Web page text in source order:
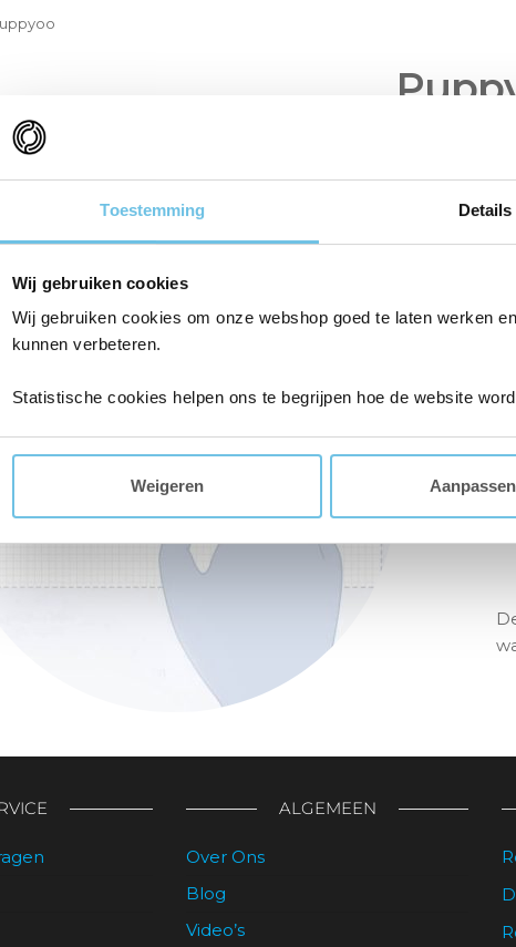
Toestemming Details
Wij gebruiken cookies
Wij gebruiken cookies om onze webshop goed te laten werken
kunnen verbeteren.
Statistische cookies helpen ons te begrijpen hoe de website
Weigeren Aanpassen
van de grootste online verkopers van stofzuigers.
apparaten. Na ruim 20 jaar van inspanning is
Tot het productassortiment behoren onder anderen
ALGEMEEN
Over Ons
Blog
Video’s